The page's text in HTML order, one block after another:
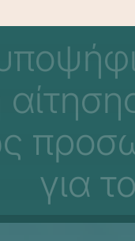
για